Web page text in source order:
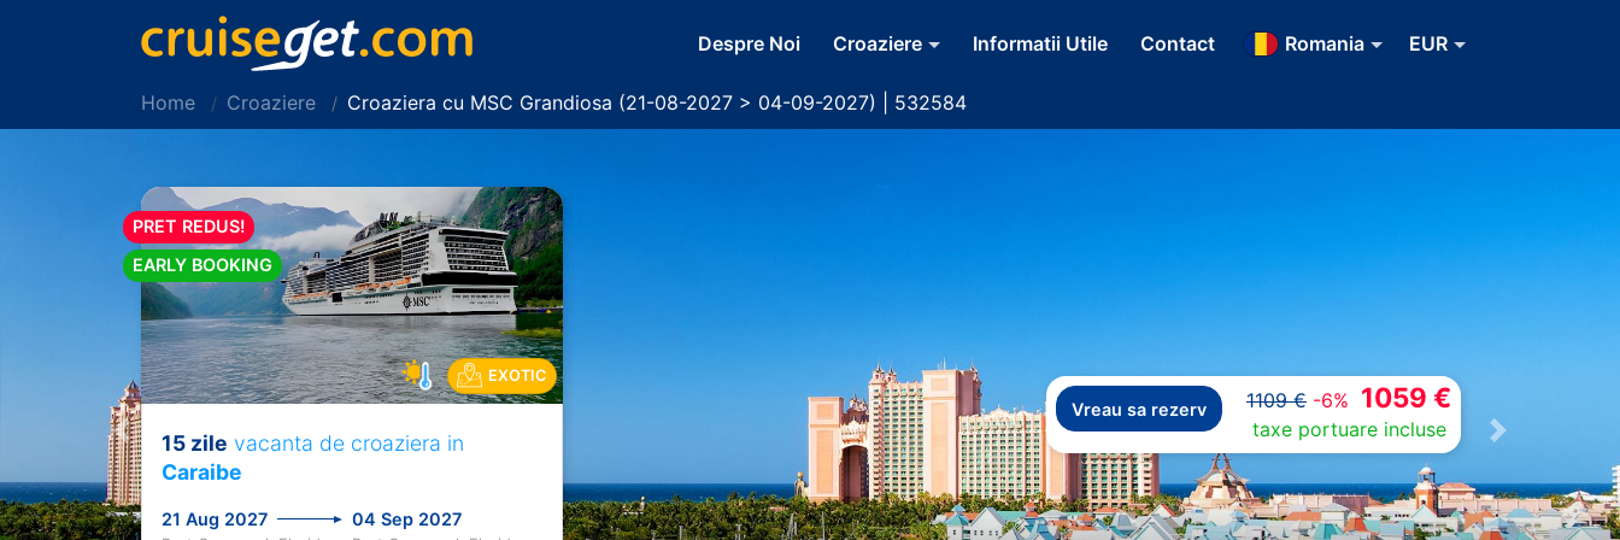
Despre Noi Croaziere Informatii Utile Contact Romania EUR
Home Croaziere Croaziera cu MSC Grandiosa (21-08-2027 > 04-09-2027) | 532584
Vreau sa rezerv 1109 € -6% 1059 €
taxe portuare incluse
Previous Next
PRET REDUS!
EARLY BOOKING
EXOTIC
15 zile vacanta de croaziera in
Caraibe
21 Aug 2027 04 Sep 2027